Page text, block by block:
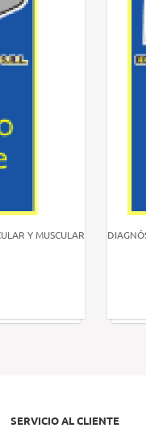
Y MUSCULAR
SERVICIO AL CLIENTE